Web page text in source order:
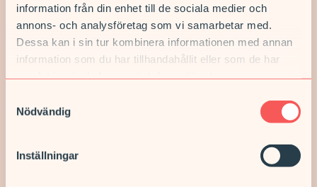
information från din enhet till de sociala medier och
annons- och analysföretag som vi samarbetar med.
Dessa kan i sin tur kombinera informationen med annan
information som du har tillhandahållit eller som de har
Nödvändig
Inställningar
1177.se och biobanksverige.se